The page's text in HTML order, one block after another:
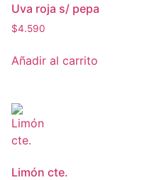
Uva roja s/ pepa
$4.590
Añadir al carrito
Limón cte.